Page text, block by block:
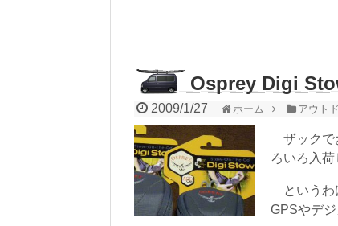
Osprey Digi
2009/1/27 ホーム アウト
ザックで
ろいろ入荷
というわ
GPSやデジ